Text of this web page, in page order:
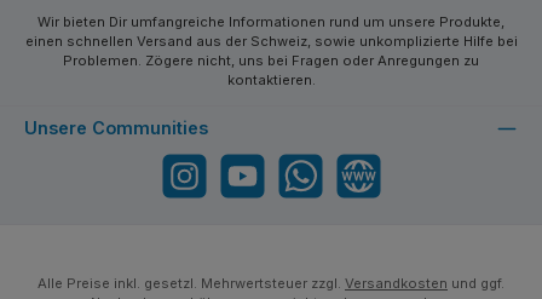
Wir bieten Dir umfangreiche Informationen rund um unsere Produkte,
einen schnellen Versand aus der Schweiz, sowie unkomplizierte Hilfe bei
Problemen. Zögere nicht, uns bei Fragen oder Anregungen zu
kontaktieren.
Unsere Communities
Instagram YouTube WhatsApp Website
Alle Preise inkl. gesetzl. Mehrwertsteuer zzgl. Versandkosten und ggf.